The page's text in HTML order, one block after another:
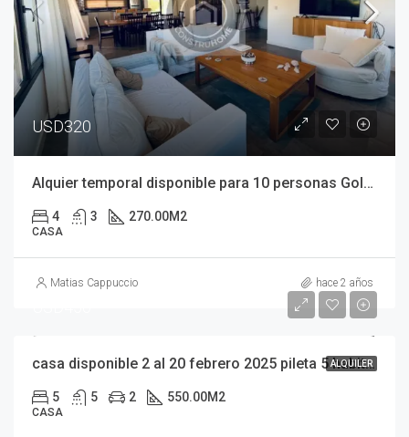
USD320
Alquier temporal disponible para 10 personas Golf I Lote 76
4 3 270.00M2
CASA
Matias Cappuccio hace 2 años
ALQUILER
casa disponible 2 al 20 febrero 2025 pileta 5 habitaciones en suite 10 PERSONAS MAXIMO piscina a 500 metros centro comercial costa esmeralda temporada 2025
5 5 2 550.00M2
CASA